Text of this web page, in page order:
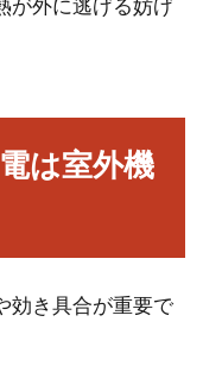
が外に逃げる妨げ
は室外機
効き具合が重要で